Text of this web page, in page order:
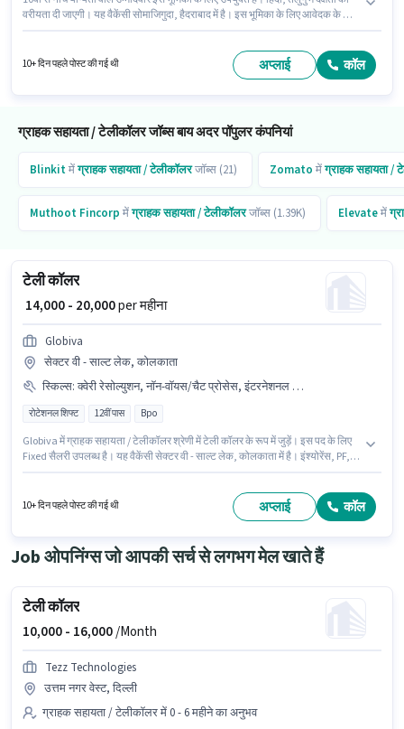
वरीयता दी जाएगी। यह वैकेंसी सोमाजिगुदा, हैदराबाद में है। इस भूमिका के लिए आवेदक के पास
10+ दिन पहले पोस्ट की गई थी अप्लाई कॉल
ग्राहक सहायता / टेलीकॉलर जॉब्स बाय अदर पॉपुलर कंपनियां
Blinkitमेंग्राहक सहायता / टेलीकॉलरजॉब्स (21) Zomato मेंग्राहक सहायता /
Muthoot Fincorp मेंग्राहक सहायता / टेलीकॉलरजॉब्स (1.39K) Elevateमें
टेली कॉलर
₹ 14,000 - 20,000per महीना
Globiva
सेक्टर वी - साल्ट लेक, कोलकाता
स्किल्स: क्वेरी रेसोल्युशन, नॉन-वॉयस/चैट प्रोसेस, इंटरनेशनल कॉलिंग, डोमेस्टिक कॉलिंग
रोटेशनल शिफ्ट 12वीं पास Bpo
Globiva में ग्राहक सहायता / टेलीकॉलर श्रेणी में टेली कॉलर के रूप में जुड़ें। इस पद के लिए
Fixed सैलरी उपलब्ध है। यह वैकेंसी सेक्टर वी - साल्ट लेक, कोलकाता में है। इंश्योरेंस, PF,
के पास डोमेस्टिक कॉलिंग, इंटरनेशनल कॉलिंग, क्वेरी रेसोल्युशन, नॉन-वॉयस/चैट प्रोसेस
10+ दिन पहले पोस्ट की गई थी अप्लाई कॉल
Job ओपनिंग्स जो आपकी सर्च से लगभग मेल खाते हैं
टेली कॉलर
10,000 - 16,000/Month
Tezz Technologies
उत्तम नगर वेस्ट, दिल्ली
ग्राहक सहायता / टेलीकॉलर में 0 - 6 महीने का अनुभव